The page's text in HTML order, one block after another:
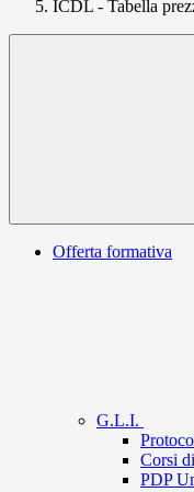
ICDL - Tabella
Offerta formativa
G.L.I.
Corsi
PDP